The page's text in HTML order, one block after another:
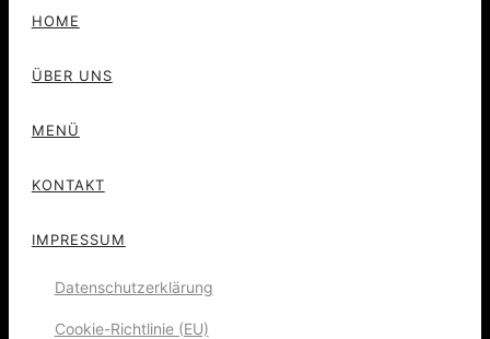
HOME
ÜBER UNS
MENÜ
KONTAKT
IMPRESSUM
Datenschutzerklärung
Cookie-Richtlinie (EU)